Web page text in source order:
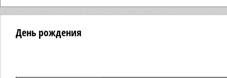
День рождения